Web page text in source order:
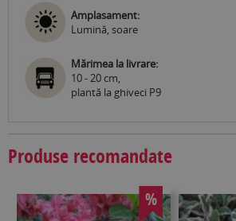
Amplasament:
Lumină, soare
Mărimea la livrare:
10 - 20 cm,
plantă la ghiveci P9
Produse recomandate
%